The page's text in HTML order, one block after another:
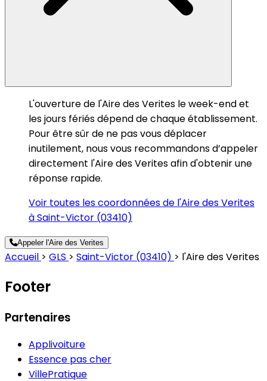
L'ouverture de l'Aire des Verites le week-end et
les jours fériés dépend de chaque établissement.
Pour être sûr de ne pas vous déplacer
inutilement, nous vous recommandons d’appeler
directement l'Aire des Verites afin d'obtenir une
réponse rapide.
Voir toutes les coordonnées de l'Aire des Verites
à Saint-Victor (03410)
Appeler l'Aire des Verites
Accueil > GLS > Saint-Victor (03410) > l'Aire des Verites
Footer
Partenaires
Applivoiture
Essence pas cher
VillePratique